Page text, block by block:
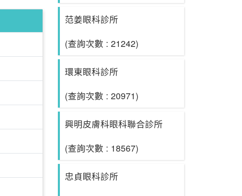
范姜眼科診所
(查詢次數 : 21242)
環東眼科診所
(查詢次數 : 20971)
興明皮膚科眼科聯合診所
(查詢次數 : 18567)
忠貞眼科診所